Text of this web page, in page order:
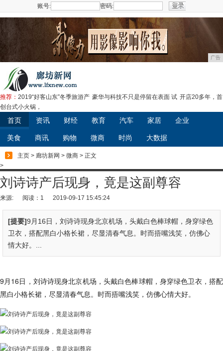
账号: 密码:
广告
推荐： 2019“好客山东”冬季旅游产 豪华与科技不只是停留在表面 试 开店20多年，首
创台式小火锅，
首页 资讯 财经 教育 汽车 家居 企业
美食 商讯 购物 微商 时尚 大数据
主页 > 廊坊新网 > 微商 > 正文
>
刘诗诗产后现身，竟是这副尊容
来源: 阅读：1 2019-09-17 15:45:24
[提要]9月16日，刘诗诗现身北京机场，头戴白色棒球帽，身穿绿色
卫衣，搭配黑白小格长裙，尽显清春气息。时而捂嘴浅笑，仿佛心
情大好。...
9月16日，刘诗诗现身北京机场，头戴白色棒球帽，身穿绿色卫衣，搭配
黑白小格长裙，尽显清春气息。时而捂嘴浅笑，仿佛心情大好。